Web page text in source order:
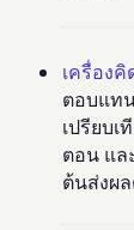
เครื่องคิ
ตอบแท
เปรียบ
ตอน แล
ต้นส่งผ